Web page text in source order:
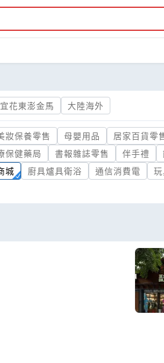
宜花東澎金馬 大陸海外
妝保養零售 母嬰用品
居家百貨零
保健藥局 書報雜誌零售 伴手禮
城 廚具爐具衛浴 通信消費電